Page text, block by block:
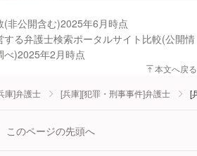
(非公開含む)2025年6月時点
する弁護士検索ポータルサイト比較(公開情
べ)2025年2月時点
本文へ戻る
庫]弁護士 [兵庫][犯罪・刑事事件]弁護士 [
このページの先頭へ